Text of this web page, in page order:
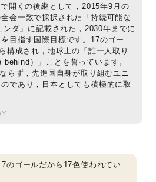
開くの後継として，2015年9月の
会一致で採択された「持続可能な
ダ」に記載された，2030年までに
目指す国際目標です。17のゴー
構成され，地球上の「誰一人取り
）」ことを誓っています。
らず，先進国自身が取り組むユニ
であり，日本としても積極的に取
のゴールだから17色使われてい